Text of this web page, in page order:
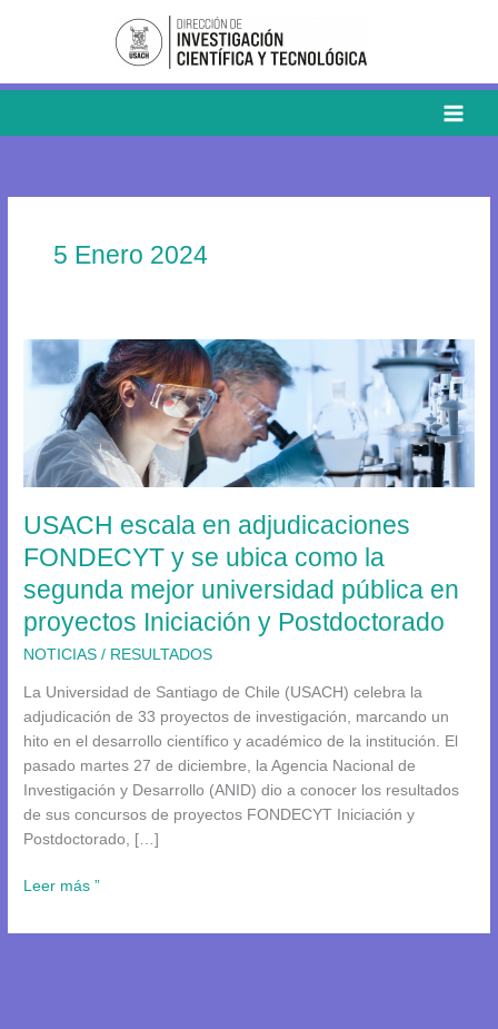
5 Enero 2024
USACH escala en adjudicaciones
FONDECYT y se ubica como la
segunda mejor universidad pública en
proyectos Iniciación y Postdoctorado
NOTICIAS / RESULTADOS
La Universidad de Santiago de Chile (USACH) celebra la
adjudicación de 33 proyectos de investigación, marcando un
hito en el desarrollo científico y académico de la institución. El
pasado martes 27 de diciembre, la Agencia Nacional de
Investigación y Desarrollo (ANID) dio a conocer los resultados
de sus concursos de proyectos FONDECYT Iniciación y
Postdoctorado, […]
USACH
escala
adjudicaciones
FONDECYT
y
ubica
como
la
segunda
mejor
en
proyectos
Iniciación
y
Postdoctorado
Leer más ”